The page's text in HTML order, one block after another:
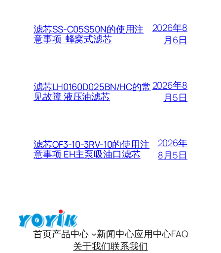
滤芯SS-C05S50N的使用注
意事项 蜂窝式滤芯
2026年8
月6日
滤芯LH0160D025BN/HC的常
见故障 液压油滤芯
2026年8
月5日
滤芯OF3-10-3RV-10的使用注
意事项 EH主泵吸油口滤芯
2026年
8月5日
首页产品中心 新闻中心应用中心FAQ
关于我们联系我们